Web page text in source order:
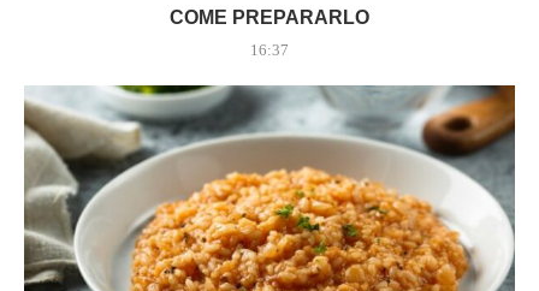
COME PREPARARLO
16:37